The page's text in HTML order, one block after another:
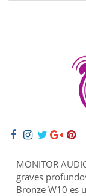
MONITOR
graves
Bronze W10 es